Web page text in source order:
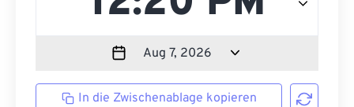
In die Zwischenablage kopieren